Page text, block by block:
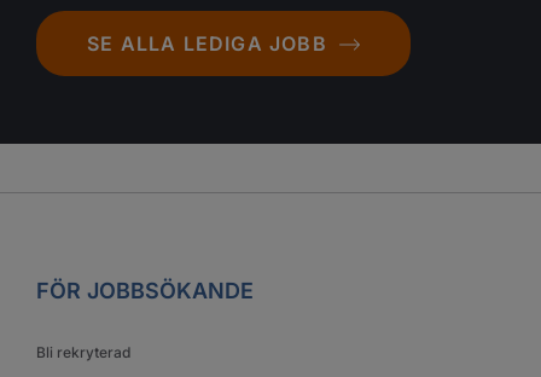
SE ALLA LEDIGA JOBB
FÖR JOBBSÖKANDE
Bli rekryterad